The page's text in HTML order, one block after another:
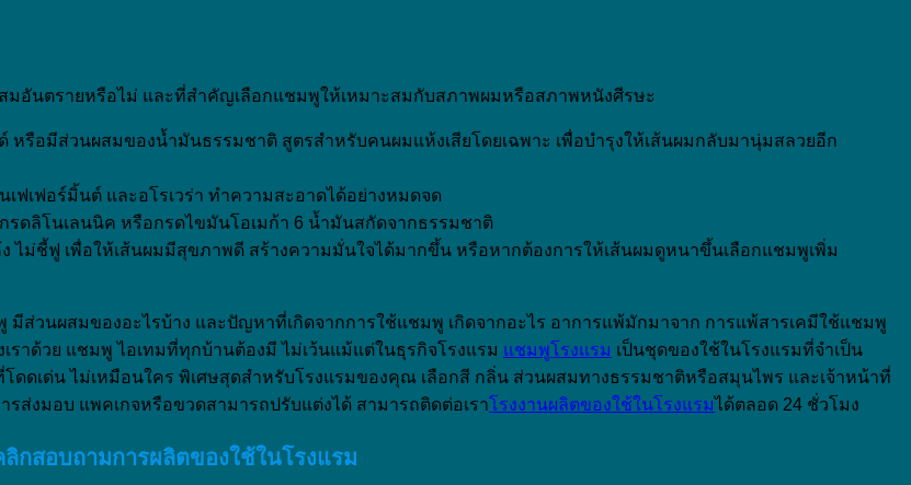
อันตรายหรือไม่ และที่สำคัญเลือกแชมพูให้เหมาะสมกับสภาพผมหรือสภาพหนังศีรษะ
หรือมีส่วนผสมของน้ำมันธรรมชาติ สูตรสำหรับคนผมแห้งเสียโดยเฉพาะ เพื่อบำรุงให้เส้นผมกลับมานุ่มสลวยอีก
เฟอร์มิ้นต์ และอโรเวร่า ทำความสะอาดได้อย่างหมดจด
ดลิโนเลนนิค หรือกรดไขมันโอเมก้า 6 น้ำมันสกัดจากธรรมชาติ
ไม่ชี้ฟู เพื่อให้เส้นผมมีสุขภาพดี สร้างความมั่นใจได้มากขึ้น หรือหากต้องการให้เส้นผมดูหนาขึ้นเลือกแชมพูเพิ่ม
วนผสมของอะไรบ้าง และปัญหาที่เกิดจากการใช้แชมพู เกิดจากอะไร อาการแพ้มักมาจาก การแพ้สารเคมีใช้แชมพู
าด้วย แชมพู ไอเทมที่ทุกบ้านต้องมี ไม่เว้นแม้แต่ในธุรกิจโรงแรม แชมพูโรงแรม เป็นชุดของใช้ในโรงแรมที่จำเป็น
ดเด่น ไม่เหมือนใคร พิเศษสุดสำหรับโรงแรมของคุณ เลือกสี กลิ่น ส่วนผสมทางธรรมชาติหรือสมุนไพร และเจ้าหน้าที่
ส่งมอบ แพคเกจหรือขวดสามารถปรับแต่งได้ สามารถติดต่อเราโรงงานผลิตของใช้ในโรงแรมได้ตลอด 24 ชั่วโมง
ลิกสอบถามการผลิตของใช้ในโรงแรม